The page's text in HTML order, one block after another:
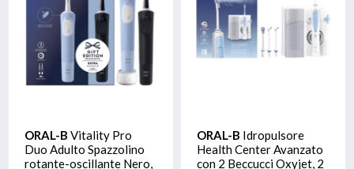
ORAL-B Vitality Pro
Duo Adulto Spazzolino
rotante-oscillante Nero,
ORAL-B Idropulsore
Health Center Avanzato
con 2 Beccucci Oxyjet, 2